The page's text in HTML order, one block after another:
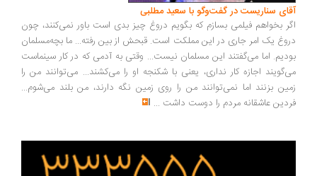
سناریست در گفت‌وگو با سعید مطلبی
بخواهم فیلمی بسازم که بگویم دروغ چیز بدی است باور نمی‌کنند، چون
یک امر جاری در این مملکت است. قبحش از بین رفته... ما بچه‌مسلمان
اما می‌گفتند این مسلمان نیست... وقتی به آدمی که در کار سینماست
اجازه کار نداری، یعنی با شکنجه او را می‌کشند... می‌توانند من را
بزنند اما نمی‌توانند من را روی زمین نگه دارند، من بلند می‌شوم...
عاشقانه مردم را دوست داشت ...